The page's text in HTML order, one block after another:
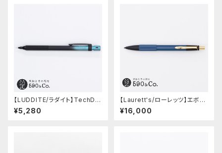
【LUDDITE/ラダイト】TechDra
w2 グラデーションモデル (LDB
-MP2GB1-05)
¥5,280
【Laurett's/ローレッツ】エボナ
イトシャープペンシル (藍)
¥16,000